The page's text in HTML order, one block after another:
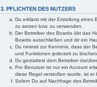
3. PFLICHTEN DES NUTZERS
Du erklärst mit der Erstellung
zu setzen bzw. zu verwenden.
Der Betreiber des Boards übt das
Boards ausschließen und dir ein
Du nimmst zur Kenntnis, dass der
und Funktionen jederzeit zu
Du gestattest dem Betreiber
Pro Benutzer ist nur ein Account
diese Regel verstoßen wurde, ist
Sofern Du auf Nachfrage des